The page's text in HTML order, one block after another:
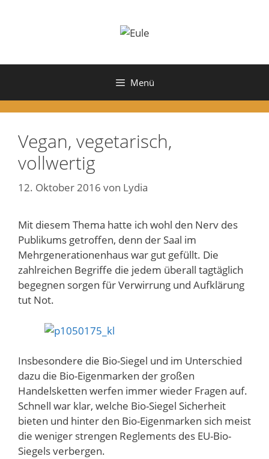
Menü
Vegan, vegetarisch,
vollwertig
12. Oktober 2016 von Lydia
Mit diesem Thema hatte ich wohl den Nerv des
Publikums getroffen, denn der Saal im
Mehrgenerationenhaus war gut gefüllt. Die
zahlreichen Begriffe die jedem überall tagtäglich
begegnen sorgen für Verwirrung und Aufklärung
tut Not.
Insbesondere die Bio-Siegel und im Unterschied
dazu die Bio-Eigenmarken der großen
Handelsketten werfen immer wieder Fragen auf.
Schnell war klar, welche Bio-Siegel Sicherheit
bieten und hinter den Bio-Eigenmarken sich meist
die weniger strengen Reglements des EU-Bio-
Siegels verbergen.